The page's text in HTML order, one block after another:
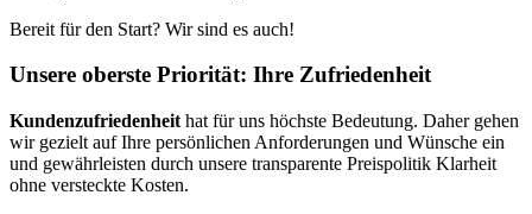
Bereit für den Start? Wir sind es auch!
Unsere oberste Priorität: Ihre Zufriedenheit
Kundenzufriedenheit hat für uns höchste Bedeutung. Daher gehen
wir gezielt auf Ihre persönlichen Anforderungen und Wünsche ein
und gewährleisten durch unsere transparente Preispolitik Klarheit
ohne versteckte Kosten.